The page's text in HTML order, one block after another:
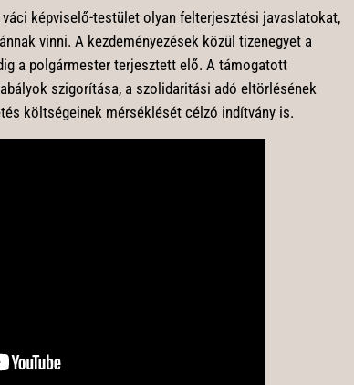
képviselő-testület olyan felterjesztési javaslatokat,
vinni. A kezdeményezések közül tizenegyet a
a polgármester terjesztett elő. A támogatott
szigorítása, a szolidaritási adó eltörlésének
költségeinek mérséklését célzó indítvány is.